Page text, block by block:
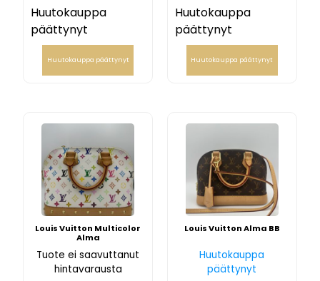
Huutokauppa
päättynyt
Huutokauppa päättynyt
Huutokauppa
päättynyt
Huutokauppa päättynyt
Louis Vuitton Multicolor
Alma
Tuote ei saavuttanut
hintavarausta
Louis Vuitton Alma BB
Huutokauppa
päättynyt